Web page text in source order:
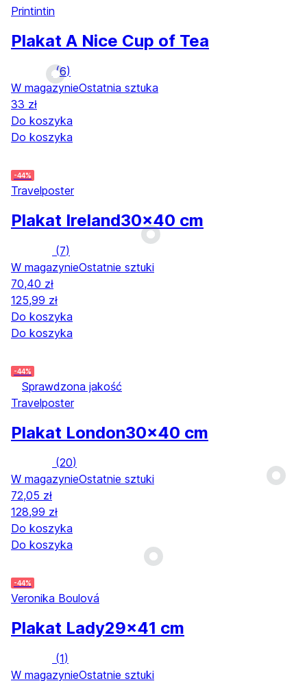
Printintin
Plakat A Nice Cup of Tea
(6)
W magazynieOstatnia sztuka
33 zł
Do koszyka
Do koszyka
-44%
Travelposter
Plakat Ireland30x40 cm
(7)
W magazynieOstatnie sztuki
70,40 zł
125,99 zł
Do koszyka
Do koszyka
-44%
Sprawdzona jakość
Travelposter
Plakat London30x40 cm
(20)
W magazynieOstatnie sztuki
72,05 zł
128,99 zł
Do koszyka
Do koszyka
-44%
Veronika Boulová
Plakat Lady29x41 cm
(1)
W magazynieOstatnie sztuki